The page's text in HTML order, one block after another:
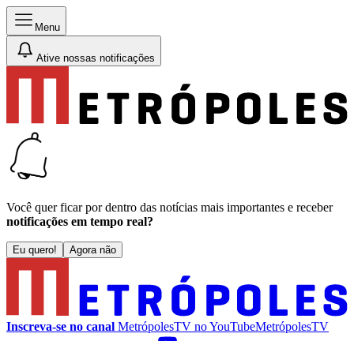
Menu
Ative nossas notificações
Você quer ficar por dentro das notícias mais importantes e receber
notificações em tempo real?
Eu quero! Agora não
Inscreva-se no canal MetrópolesTV noYouTubeMetrópolesTV